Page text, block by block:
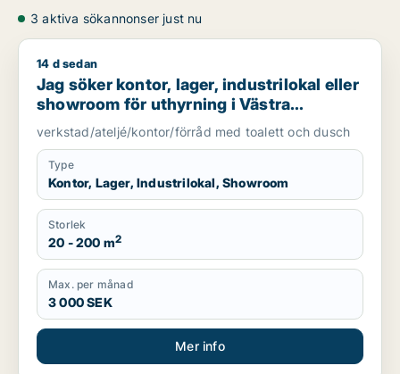
3 aktiva sökannonser just nu
Jag söker kontor, lager, industrilokal eller showroom för
14 d sedan
Jag söker kontor, lager, industrilokal eller
showroom för uthyrning i Västra
Götaland
verkstad/ateljé/kontor/förråd med toalett och dusch
Type
Kontor, Lager, Industrilokal, Showroom
Storlek
20 - 200 m2
Max. per månad
3 000 SEK
Mer info